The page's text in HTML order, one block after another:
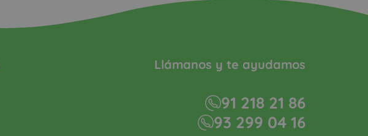
Llámanos y te ayudamos
91 218 21 86
93 299 04 16